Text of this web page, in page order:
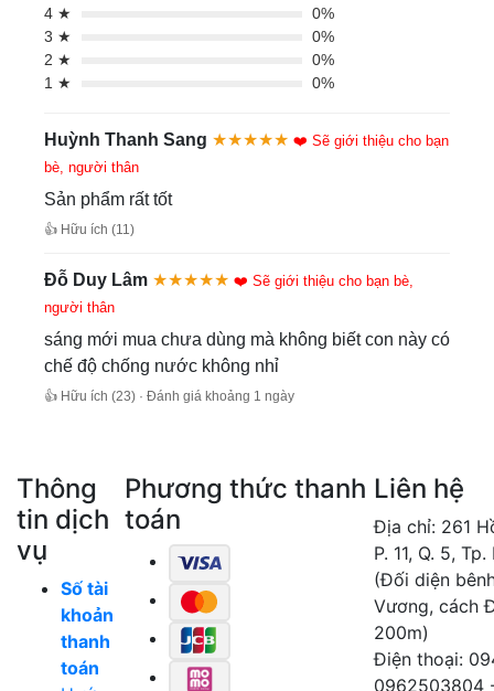
4 ★
0%
3 ★
0%
2 ★
0%
1 ★
0%
Huỳnh Thanh Sang ★★★★★ ❤️ Sẽ giới thiệu cho bạn
bè, người thân
Sản phẩm rất tốt
👍 Hữu ích (11)
Đỗ Duy Lâm ★★★★★ ❤️ Sẽ giới thiệu cho bạn bè,
người thân
sáng mới mua chưa dùng mà không biết con này có
chế độ chống nước không nhỉ
👍 Hữu ích (23) · Đánh giá khoảng 1 ngày
Thông
tin dịch
vụ
Số tài
khoản
thanh
toán
Phương thức thanh
toán
Liên hệ
Địa chỉ: 261
P. 11, Q. 5,
(Đối diện
Vương, cách
200m)
Điện thoại:
0962503804